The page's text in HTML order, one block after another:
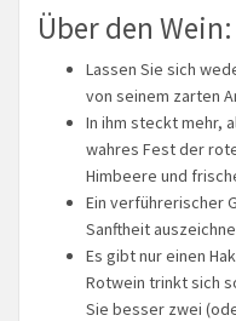
Über den Wein:
Lassen Sie sich
von seinem zarten
In ihm steckt mehr,
wahres Fest der
Himbeere und
Ein verführerischer
Sanftheit
Es gibt nur einen
Rotwein trinkt sich
Sie besser zwei